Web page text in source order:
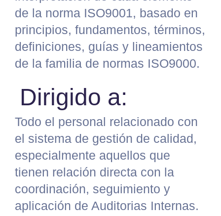
de la norma ISO9001, basado en
principios, fundamentos, términos,
definiciones, guías y lineamientos
de la familia de normas ISO9000.
Dirigido a:
Todo el personal relacionado con
el sistema de gestión de calidad,
especialmente aquellos que
tienen relación directa con la
coordinación, seguimiento y
aplicación de Auditorias Internas.